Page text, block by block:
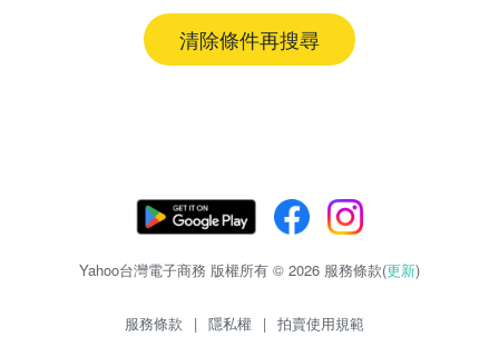
清除條件再搜尋
Yahoo台灣電子商務 版權所有 © 2026 服務條款(更新)
服務條款 | 隱私權 | 拍賣使用規範